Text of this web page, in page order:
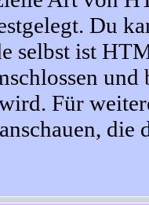
Du
selbst ist
Für
die